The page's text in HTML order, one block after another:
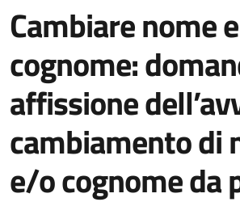
Cambiare nome e
cognome:
affissione
cambiamento di
e/o cognome da